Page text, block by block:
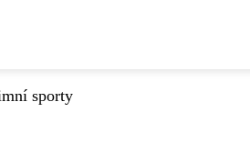
sporty